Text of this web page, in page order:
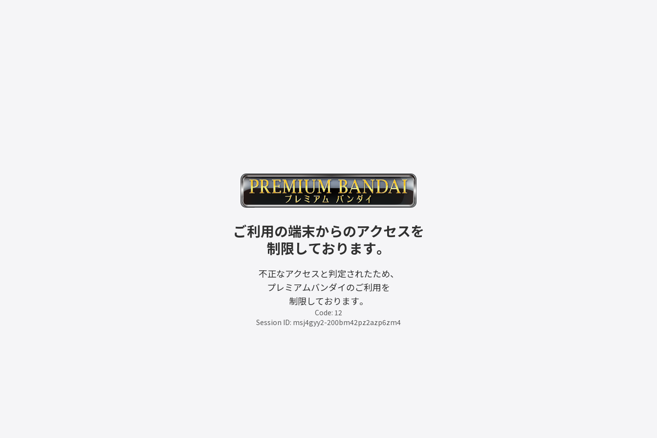
ご利用の端末からのアクセスを
制限しております。
不正なアクセスと判定されたため、
プレミアムバンダイのご利用を
制限しております。
Code: 12
Session ID: msj4gyy2-200bm42pz2azp6zm4